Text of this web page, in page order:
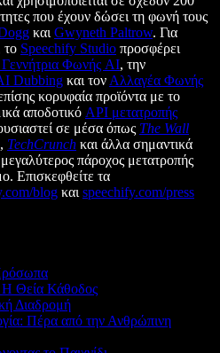
που έχουν δώσει τη φωνή τους
και Gwyneth Paltrow. Για
το Speechify Studio προσφέρει
Γεννήτρια Φωνής AI, την
Dubbing και τον Αλλαγέα Φωνής
κορυφαία προϊόντα με το
αποδοτικό API μετατροπής
σε μέσα όπως The Wall
, TechCrunch και άλλα σημαντικά
πάροχος μετατροπής
Επισκεφθείτε τα
blog και speechify.com/press
Η Θεία Κάθοδος
Διαδρομή
Πέρα από την Ανθρώπινη